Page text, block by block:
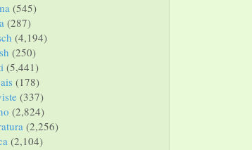
(545)
(287)
(4,194)
(250)
(5,441)
(178)
(337)
(2,824)
(2,256)
(2,104)